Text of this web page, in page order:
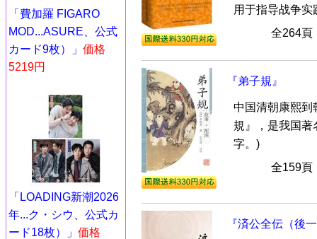
「費加羅 FIGARO
MOD...ASURE、公式
カード9枚）」 価格
5219円
「LOADING新潮2026
年...ク・シウ、公式カ
ード18枚）」 価格
用于指导战争实
全264
『弟子規』
中国清朝康熙到
規』，是我国著
字。)
全159
『済公全伝（後